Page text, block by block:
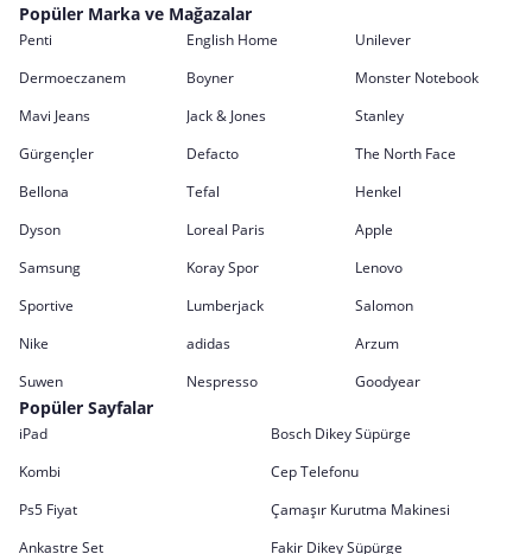
Popüler Marka ve Mağazalar
Penti English Home
Unilever
Dermoeczanem
Boyner
Monster Notebook
Mavi Jeans
Jack & Jones
Stanley
Gürgençler
Defacto
The North Face
Bellona
Tefal
Henkel
Dyson
Loreal Paris
Apple
Samsung
Koray Spor
Lenovo
Sportive
Lumberjack
Salomon
Nike
adidas
Arzum
Suwen
Nespresso Goodyear
Popüler Sayfalar
iPad
Bosch Dikey Süpürge
Kombi
Cep Telefonu
Ps5 Fiyat
Çamaşır Kurutma Makinesi
Ankastre Set
Fakir Dikey Süpürge